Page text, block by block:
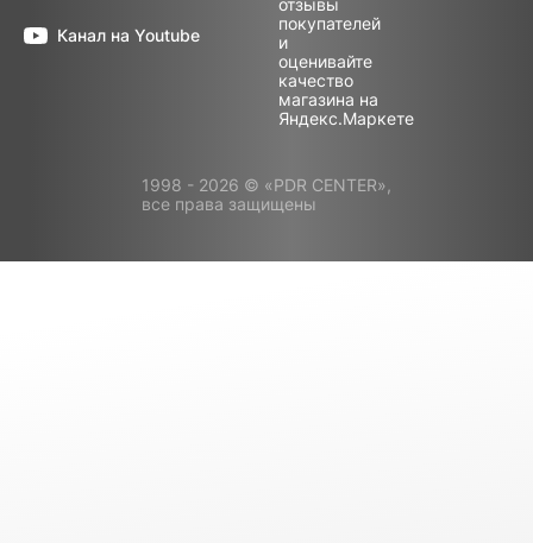
Канал на Youtube
1998 - 2026 © «PDR CENTER»,
все права защищены